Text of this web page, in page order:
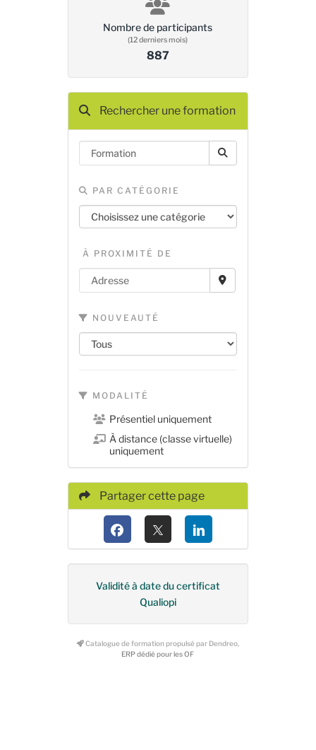
Nombre de participants
(12 derniers mois)
887
Rechercher une formation
PAR CATÉGORIE
À PROXIMITÉ DE
NOUVEAUTÉ
MODALITÉ
Présentiel uniquement
À distance (classe virtuelle)
uniquement
Partager cette page
Validité à date du certificat
Qualiopi
Catalogue de formation propulsé par Dendreo,
ERP dédié pour les OF